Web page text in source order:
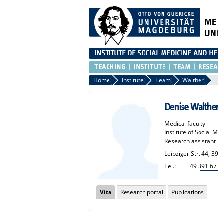
INSTITUTE OF SOCIAL MEDICINE AND
TEACHING INSTITUTE TEAM
Home Institute Team Walther
Denise
Medical faculty
Institute of Social
Research assistant
Leipziger Str. 44,
Tel.:
+49 391
Vita Research portal Publications